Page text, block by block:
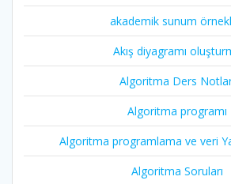
akademik sunum
Akış diyagramı
Algoritma Ders
Algoritma programı
Algoritma programlama ve veri
Algoritma Soruları